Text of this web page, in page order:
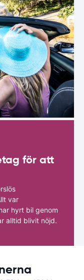
för att
var
hyrt bil genom
alltid blivit nöjd.